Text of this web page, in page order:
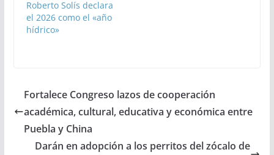
Roberto Solís declara
el 2026 como el «año
hídrico»
Fortalece Congreso lazos de cooperación
académica, cultural, educativa y económica entre
Puebla y China
Darán en adopción a los perritos del zócalo de